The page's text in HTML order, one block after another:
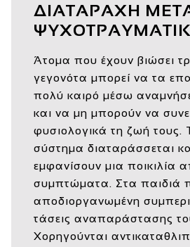
ΔΙΑΤΑΡΑΧΗ
Άτομα που έχουν βιώσει
γεγονότα μπορεί να τα
πολύ καιρό μέσω
και να μη μπορούν να
φυσιολογικά τη ζωή τους.
σύστημα διαταράσσεται
εμφανίσουν μια ποικιλία
συμπτώματα. Στα παιδιά
αποδιοργανωμένη
τάσεις αναπαράστασης
Χορηγούνται